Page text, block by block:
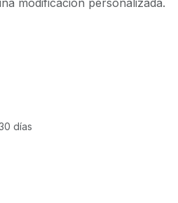
modificación personalizada.
días